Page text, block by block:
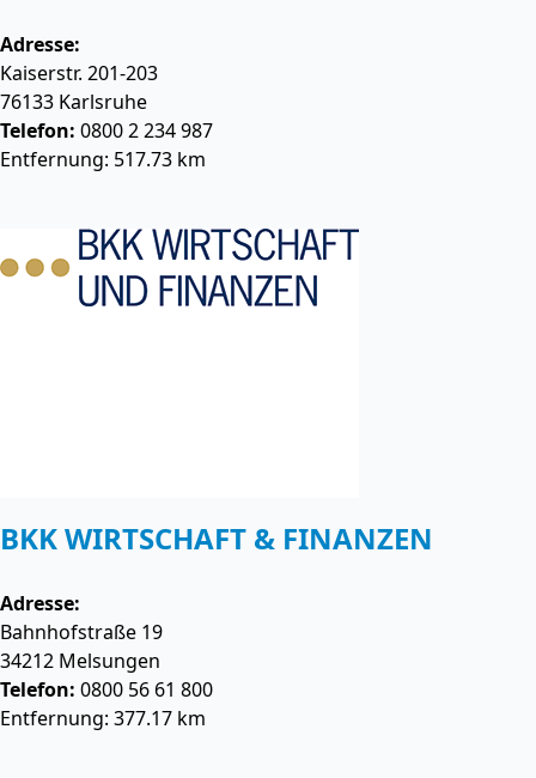
Adresse:
Kaiserstr. 201-203
76133 Karlsruhe
Telefon: 0800 2 234 987
Entfernung: 517.73 km
BKK WIRTSCHAFT & FINANZEN
Adresse:
Bahnhofstraße 19
34212 Melsungen
Telefon: 0800 56 61 800
Entfernung: 377.17 km